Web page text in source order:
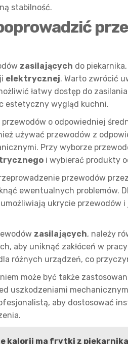
stabilność.
zasilających do
elektrycznej. Warto zwrócić
łatwy dostęp do
estetyczny wygląd kuchni.
o odpowiedniej
używać przewodów z
Przy wyborze
i wybierać produkty
przewodów
ewentualnych problemów.
ukrycie przewodów
zasilających, należy
aby uniknąć zakłóceń w
różnych urządzeń, co
może być także
uszkodzeniami
aby dostosować
kalorii ma frytki z